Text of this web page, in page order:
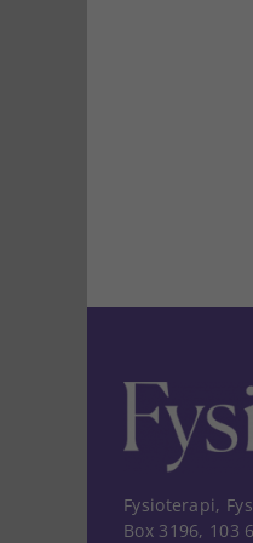
Fysioterapi,
Box 3196, 103